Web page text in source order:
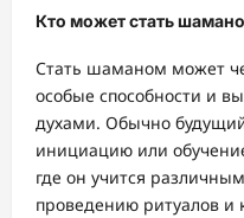
Кто может стать
Стать шаманом может
особые способности и
духами. Обычно
инициацию или
где он учится
проведению ритуалов и